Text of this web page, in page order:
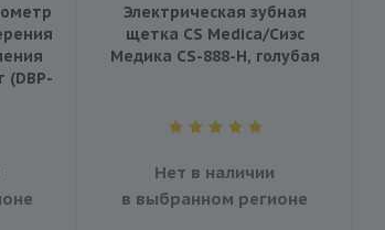
Электрическая зубная
щетка CS Medica/Сиэс
Медика CS-888-H, голубая
Нет в наличии
в выбранном регионе